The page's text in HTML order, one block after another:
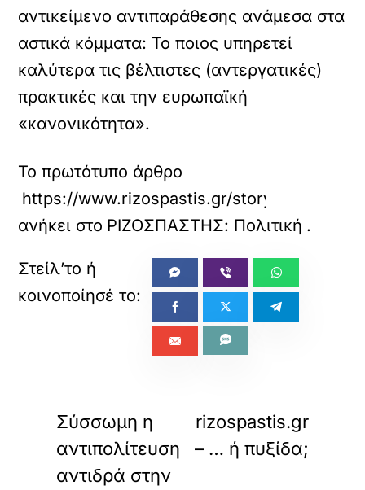
αντικείμενο αντιπαράθεσης ανάμεσα στα
αστικά κόμματα: Το ποιος υπηρετεί
καλύτερα τις βέλτιστες (αντεργατικές)
πρακτικές και την ευρωπαϊκή
«κανονικότητα».
Το πρωτότυπο άρθρο
https://www.rizospastis.gr/
ανήκει στο ΡΙΖΟΣΠΑΣΤΗΣ: Πολιτική .
Σύσσωμη η
αντιπολίτευση
αντιδρά στην
rizospastis.gr
– … ή πυξίδα;